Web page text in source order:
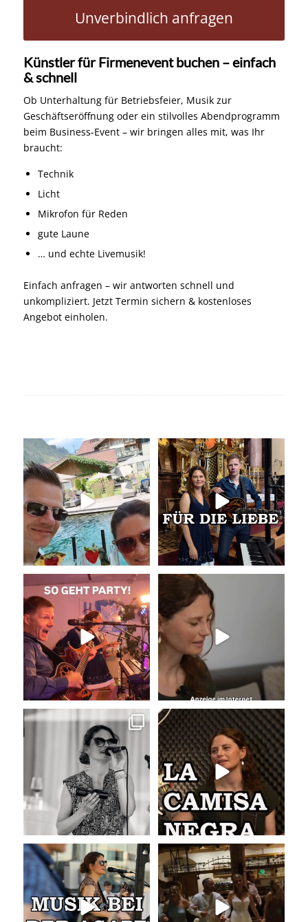
Unverbindlich anfragen
Künstler für Firmenevent buchen – einfach
& schnell
Ob Unterhaltung für Betriebsfeier, Musik zur
Geschäftseröffnung oder ein stilvolles Abendprogramm
beim Business-Event – wir bringen alles mit, was Ihr
braucht:
Technik
Licht
Mikrofon für Reden
gute Laune
… und echte Livemusik!
Einfach anfragen – wir antworten schnell und
unkompliziert. Jetzt Termin sichern & kostenloses
Angebot einholen.
Livemusik, Urlaubsfeeling und
gute Drinks...
18 0
Unser Geheimtipp für die
Trauung
Wir...
30 0
So geht Party!
Was für eine tolle...
35 0
Unser Kennenlernen vor 15
Jahren
Vor 15
34
Sommer, Sonne, Gefühle bei der
Agape!
...
41 0
La Camisa Negra
Wir lieben...
50 0
Musik bei der Agape
Was passiert...
54 4
Abschlusslied der Hochzeit
Was für ein...
53 0